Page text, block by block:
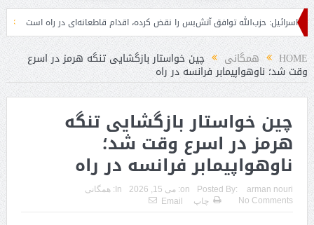
حزب‌الله توافق آتش‌بس را نقض کرده، اقدام قاطعانه‌ای در راه است حمله
HOME همگانی چین خواستار بازگشایی تنگه هرمز در اسرع
وقت شد؛ ناوهواپیمابر فرانسه در راه
چین خواستار بازگشایی تنگه
هرمز در اسرع وقت شد؛
ناوهواپیمابر فرانسه در راه
Posted By: arman nouri
on: می 15, 2026 In: همگانی
No Comments
چاپ Email